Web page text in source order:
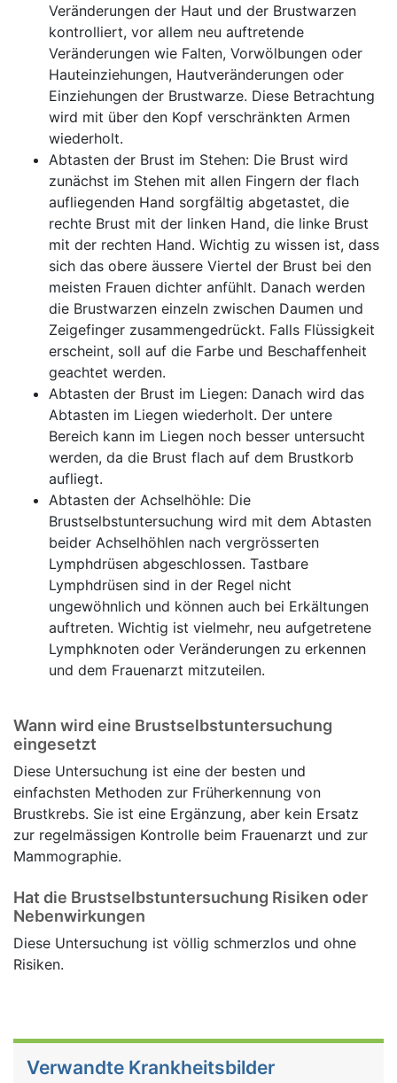
Veränderungen der Haut und der Brustwarzen
kontrolliert, vor allem neu auftretende
Veränderungen wie Falten, Vorwölbungen oder
Hauteinziehungen, Hautveränderungen oder
Einziehungen der Brustwarze. Diese Betrachtung
wird mit über den Kopf verschränkten Armen
wiederholt.
Abtasten der Brust im Stehen: Die Brust wird
zunächst im Stehen mit allen Fingern der flach
aufliegenden Hand sorgfältig abgetastet, die
rechte Brust mit der linken Hand, die linke Brust
mit der rechten Hand. Wichtig zu wissen ist, dass
sich das obere äussere Viertel der Brust bei den
meisten Frauen dichter anfühlt. Danach werden
die Brustwarzen einzeln zwischen Daumen und
Zeigefinger zusammengedrückt. Falls Flüssigkeit
erscheint, soll auf die Farbe und Beschaffenheit
geachtet werden.
Abtasten der Brust im Liegen: Danach wird das
Abtasten im Liegen wiederholt. Der untere
Bereich kann im Liegen noch besser untersucht
werden, da die Brust flach auf dem Brustkorb
aufliegt.
Abtasten der Achselhöhle: Die
Brustselbstuntersuchung wird mit dem Abtasten
beider Achselhöhlen nach vergrösserten
Lymphdrüsen abgeschlossen. Tastbare
Lymphdrüsen sind in der Regel nicht
ungewöhnlich und können auch bei Erkältungen
auftreten. Wichtig ist vielmehr, neu aufgetretene
Lymphknoten oder Veränderungen zu erkennen
und dem Frauenarzt mitzuteilen.
Wann wird eine Brustselbstuntersuchung
eingesetzt
Diese Untersuchung ist eine der besten und
einfachsten Methoden zur Früherkennung von
Brustkrebs. Sie ist eine Ergänzung, aber kein Ersatz
zur regelmässigen Kontrolle beim Frauenarzt und zur
Mammographie.
Hat die Brustselbstuntersuchung Risiken oder
Nebenwirkungen
Diese Untersuchung ist völlig schmerzlos und ohne
Risiken.
Verwandte Krankheitsbilder